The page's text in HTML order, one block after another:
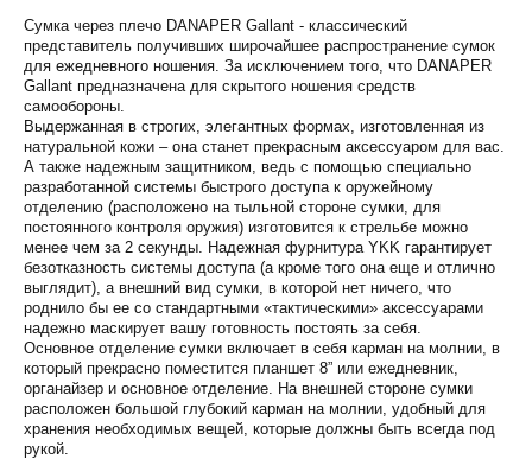
Сумка через плечо DANAPER Gallant - классический
представитель получивших широчайшее распространение сумок
для ежедневного ношения. За исключением того, что DANAPER
Gallant предназначена для скрытого ношения средств
самообороны.
Выдержанная в строгих, элегантных формах, изготовленная из
натуральной кожи – она станет прекрасным аксессуаром для вас.
А также надежным защитником, ведь с помощью специально
разработанной системы быстрого доступа к оружейному
отделению (расположено на тыльной стороне сумки, для
постоянного контроля оружия) изготовится к стрельбе можно
менее чем за 2 секунды. Надежная фурнитура YKK гарантирует
безотказность системы доступа (а кроме того она еще и отлично
выглядит), а внешний вид сумки, в которой нет ничего, что
роднило бы ее со стандартными «тактическими» аксессуарами
надежно маскирует вашу готовность постоять за себя.
Основное отделение сумки включает в себя карман на молнии, в
который прекрасно поместится планшет 8” или ежедневник,
органайзер и основное отделение. На внешней стороне сумки
расположен большой глубокий карман на молнии, удобный для
хранения необходимых вещей, которые должны быть всегда под
рукой.